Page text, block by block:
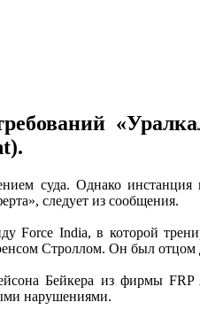
суда. Однако
следует из сообщения.
Force India, в которой
Строллом. Он был
Бейкера из фирмы
нарушениями.